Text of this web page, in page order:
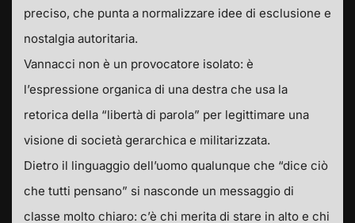
preciso, che punta a normalizzare idee di esclusione e
nostalgia autoritaria.
Vannacci non è un provocatore isolato: è
l’espressione organica di una destra che usa la
retorica della “libertà di parola” per legittimare una
visione di società gerarchica e militarizzata.
Dietro il linguaggio dell’uomo qualunque che “dice ciò
che tutti pensano” si nasconde un messaggio di
classe molto chiaro: c’è chi merita di stare in alto e chi